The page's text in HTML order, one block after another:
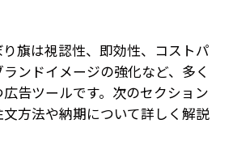
旗は視認性、即効性、コストパ
ンドイメージの強化など、多く
告ツールです。次のセクション
方法や納期について詳しく解説